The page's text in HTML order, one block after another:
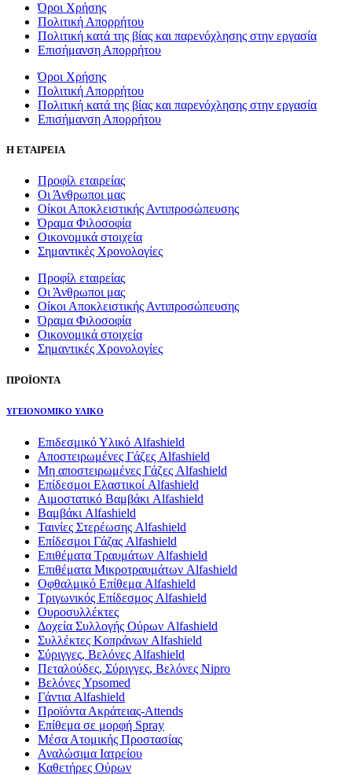
Όροι Χρήσης
Πολιτική Απορρήτου
Πολιτική κατά της βίας και παρενόχλησης στην εργασία
Επισήμανση Απορρήτου
Όροι Χρήσης
Πολιτική Απορρήτου
Πολιτική κατά της βίας και παρενόχλησης στην εργασία
Επισήμανση Απορρήτου
Η ΕΤΑΙΡΕΙΑ
Προφίλ εταιρείας
Οι Άνθρωποι μας
Οίκοι Αποκλειστικής Αντιπροσώπευσης
Όραμα Φιλοσοφία
Οικονομικά στοιχεία
Σημαντικές Χρονολογίες
Προφίλ εταιρείας
Οι Άνθρωποι μας
Οίκοι Αποκλειστικής Αντιπροσώπευσης
Όραμα Φιλοσοφία
Οικονομικά στοιχεία
Σημαντικές Χρονολογίες
ΠΡΟΪΟΝΤΑ
ΥΓΕΙΟΝΟΜΙΚΟ ΥΛΙΚΟ
Επιδεσμικό Υλικό Alfashield
Αποστειρωμένες Γάζες Alfashield
Μη αποστειρωμένες Γάζες Alfashield
Επίδεσμοι Ελαστικοί Alfashield
Αιμοστατικό Βαμβάκι Alfashield
Βαμβάκι Alfashield
Ταινίες Στερέωσης Alfashield
Επίδεσμοι Γάζας Alfashield
Επιθέματα Τραυμάτων Alfashield
Επιθέματα Μικροτραυμάτων Alfashield
Οφθαλμικό Eπίθεμα Alfashield
Τριγωνικός Επίδεσμος Alfashield
Ουροσυλλέκτες
Δοχεία Συλλογής Ούρων Alfashield
Συλλέκτες Κοπράνων Alfashield
Σύριγγες, Βελόνες Alfashield
Πεταλούδες, Σύριγγες, Βελόνες Nipro
Βελόνες Ypsomed
Γάντια Alfashield
Προϊόντα Ακράτειας-Attends
Επίθεμα σε μορφή Spray
Μέσα Ατομικής Προστασίας
Αναλώσιμα Ιατρείου
Καθετήρες Ούρων